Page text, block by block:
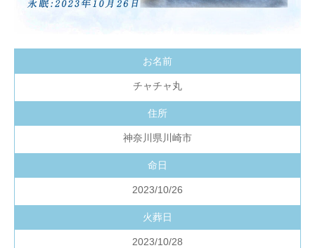
お名前
チャチャ丸
住所
神奈川県川崎市
命日
2023/10/26
火葬日
2023/10/28